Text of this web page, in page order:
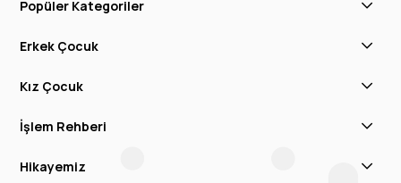
Popüler Kategoriler
Erkek Çocuk
Kız Çocuk
İşlem Rehberi
Hikayemiz